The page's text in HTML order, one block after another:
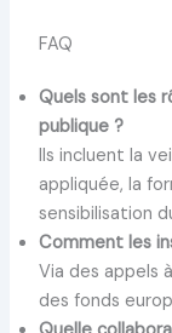
FAQ
Quels sont les
publique ?
Ils incluent la
appliquée, la
sensibilisation
Comment les
Via des appels
des fonds